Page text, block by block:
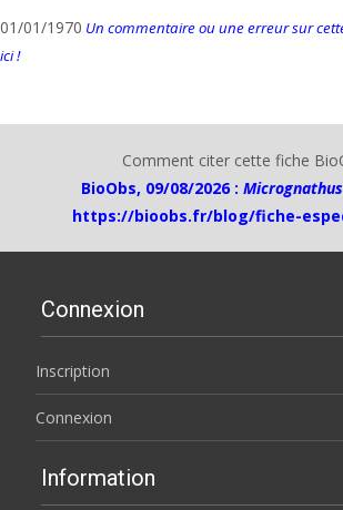
01/01/1970 Un commentaire ou une erreur sur
ici !
Comment citer cette fiche
BioObs, 09/08/2026 :
https://bioobs.fr/blog/fiche-
Connexion
Inscription
Connexion
Information